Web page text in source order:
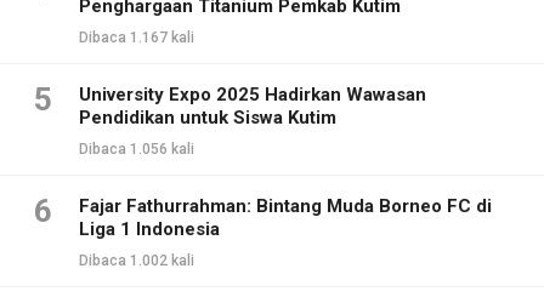
Penghargaan Titanium Pemkab Kutim
Dibaca 1.167 kali
5
University Expo 2025 Hadirkan Wawasan
Pendidikan untuk Siswa Kutim
Dibaca 1.056 kali
6
Fajar Fathurrahman: Bintang Muda Borneo FC di
Liga 1 Indonesia
Dibaca 1.002 kali